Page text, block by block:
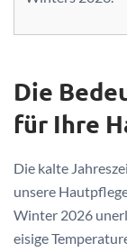
Die
für Ihre
Die kalte
unsere
Winter 2026
eisige